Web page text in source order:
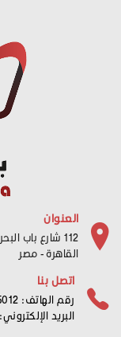
العنوان
112 شارع باب البحر
القاهرة - مصر
اتصل بنا
رقم الهاتف: 01277675012
البريد الإلكتروني: